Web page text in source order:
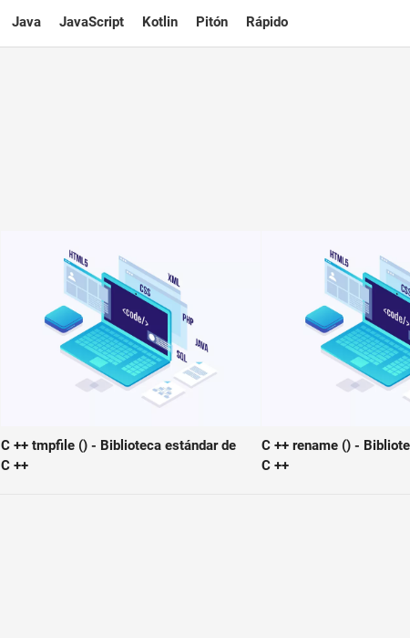
Java JavaScript Kotlin Pitón Rápido
C ++ tmpfile () - Biblioteca estándar de
C ++
C ++ rename () -
C ++